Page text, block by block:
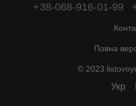
+38-068-916-01-99
Повна
© 2023
Укр